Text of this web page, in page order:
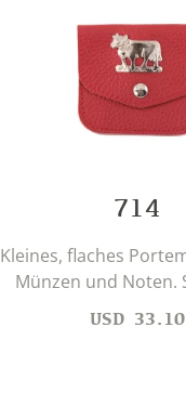
714
Kleines, flaches
Münzen und Noten.
USD 33.10